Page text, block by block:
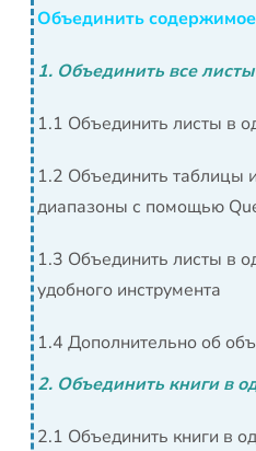
Объединить содержимое
1. Объединить все
1.1 Объединить листы в
1.2 Объединить таблицы
диапазоны с помощью
1.3 Объединить листы в
удобного инструмента
1.4 Дополнительно об
2. Объединить книги в
2.1 Объединить книги в